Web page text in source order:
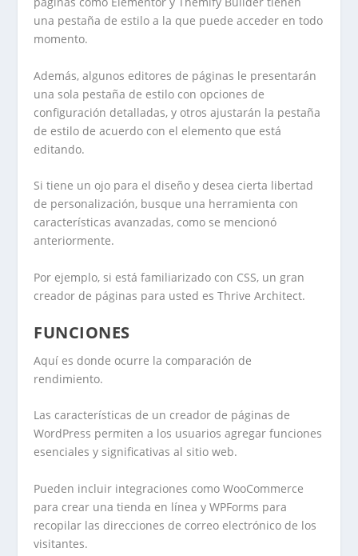
una pestaña de estilo a la que puede acceder en todo
momento.
Además, algunos editores de páginas le presentarán
una sola pestaña de estilo con opciones de
configuración detalladas, y otros ajustarán la pestaña
de estilo de acuerdo con el elemento que está
editando.
Si tiene un ojo para el diseño y desea cierta libertad
de personalización, busque una herramienta con
características avanzadas, como se mencionó
anteriormente.
Por ejemplo, si está familiarizado con CSS, un gran
creador de páginas para usted es Thrive Architect.
FUNCIONES
Aquí es donde ocurre la comparación de
rendimiento.
Las características de un creador de páginas de
WordPress permiten a los usuarios agregar funciones
esenciales y significativas al sitio web.
Pueden incluir integraciones como WooCommerce
para crear una tienda en línea y WPForms para
recopilar las direcciones de correo electrónico de los
visitantes.